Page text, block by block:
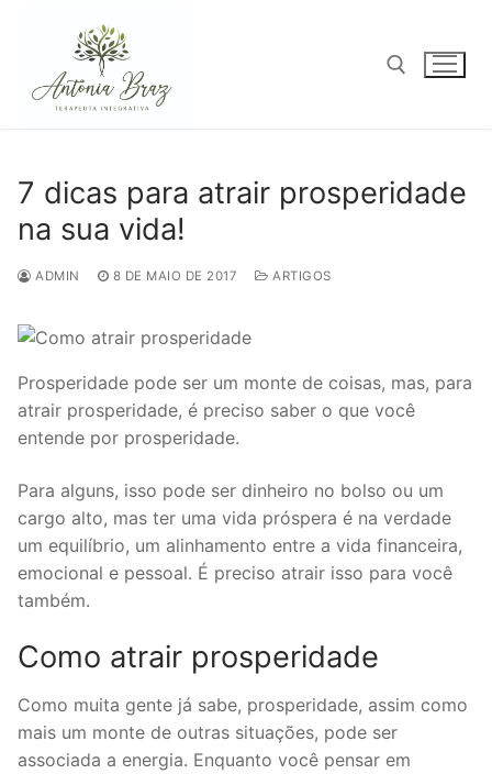
conteúdo
7 dicas para atrair prosperidade
na sua vida!
ADMIN 8 DE MAIO DE 2017 ARTIGOS
Prosperidade pode ser um monte de coisas, mas, para
atrair prosperidade, é preciso saber o que você
entende por prosperidade.
Para alguns, isso pode ser dinheiro no bolso ou um
cargo alto, mas ter uma vida próspera é na verdade
um equilíbrio, um alinhamento entre a vida financeira,
emocional e pessoal. É preciso atrair isso para você
também.
Como atrair prosperidade
Como muita gente já sabe, prosperidade, assim como
mais um monte de outras situações, pode ser
associada a energia. Enquanto você pensar em